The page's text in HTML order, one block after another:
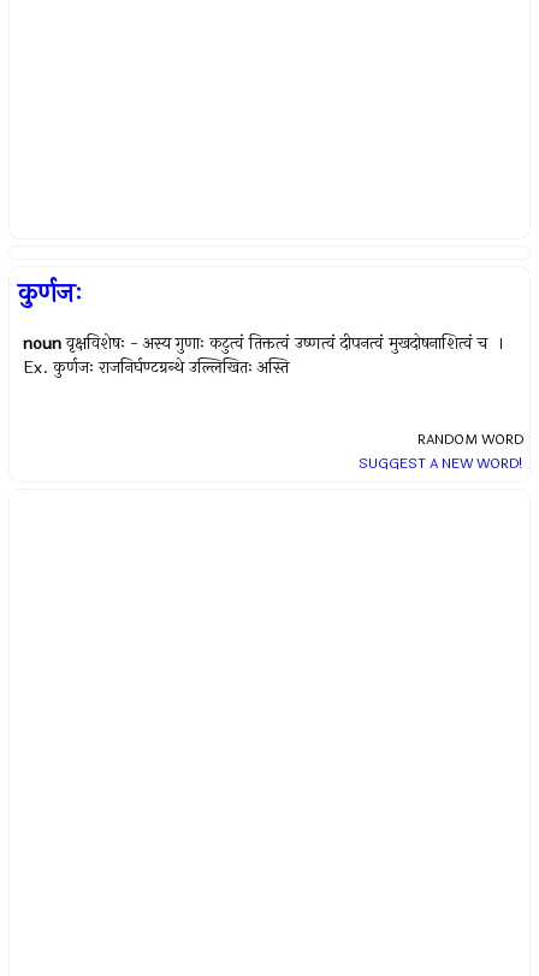
कुर्णजः
noun वृक्षविशेषः - अस्य गुणाः कटुत्वं तिक्तत्वं उष्णत्वं दीपनत्वं मुखदोषनाशित्वं च ।
Ex.कुर्णजः राजनिर्घण्टग्रन्थे उल्लिखितः अस्ति
RANDOM WORD
SUGGEST A NEW WORD!